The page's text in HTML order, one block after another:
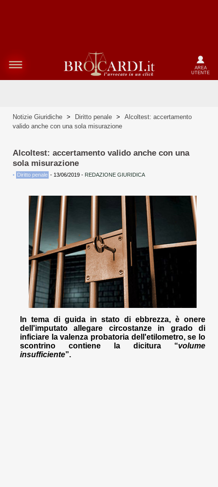
AREA
UTENTE
Notizie Giuridiche > Diritto penale >
Alcoltest: accertamento
valido anche con una sola misurazione
Alcoltest: accertamento valido anche con una
sola misurazione
• Diritto penale - 13/06/2019 - REDAZIONE GIURIDICA
In tema di guida in stato di ebbrezza, è onere
dell'imputato allegare circostanze in grado di
inficiare la valenza probatoria dell'etilometro, se lo
scontrino contiene la dicitura “volume
insufficiente”.